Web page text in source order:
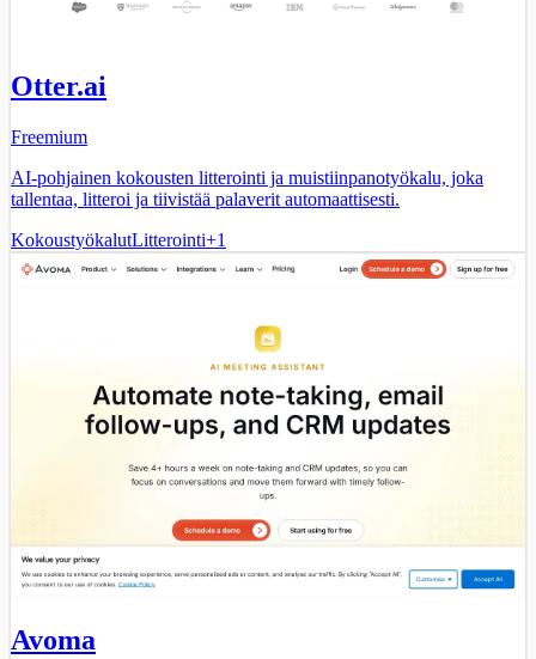
Otter.ai
Freemium
AI-pohjainen kokousten litterointi ja muistiinpanotyökalu, joka
tallentaa, litteroi ja tiivistää palaverit automaattisesti.
KokoustyökalutLitterointi+1
Avoma